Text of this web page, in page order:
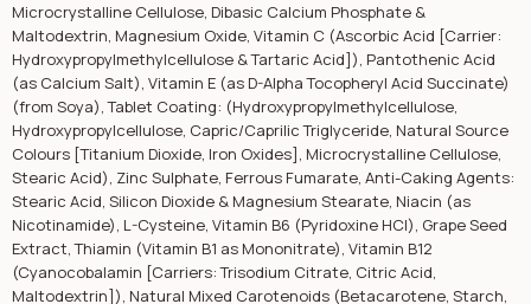
Microcrystalline Cellulose, Dibasic Calcium Phosphate &
Maltodextrin, Magnesium Oxide, Vitamin C (Ascorbic Acid [Carrier:
Hydroxypropylmethylcellulose & Tartaric Acid]), Pantothenic Acid
(as Calcium Salt), Vitamin E (as D-Alpha Tocopheryl Acid Succinate)
(from Soya), Tablet Coating: (Hydroxypropylmethylcellulose,
Hydroxypropylcellulose, Capric/Caprilic Triglyceride, Natural Source
Colours [Titanium Dioxide, Iron Oxides], Microcrystalline Cellulose,
Stearic Acid), Zinc Sulphate, Ferrous Fumarate, Anti-Caking Agents:
Stearic Acid, Silicon Dioxide & Magnesium Stearate, Niacin (as
Nicotinamide), L-Cysteine, Vitamin B6 (Pyridoxine HCl), Grape Seed
Extract, Thiamin (Vitamin B1 as Mononitrate), Vitamin B12
(Cyanocobalamin [Carriers: Trisodium Citrate, Citric Acid,
Maltodextrin]), Natural Mixed Carotenoids (Betacarotene, Starch,